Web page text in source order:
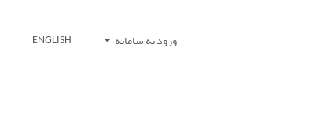
ورود به سامانه ENGLISH